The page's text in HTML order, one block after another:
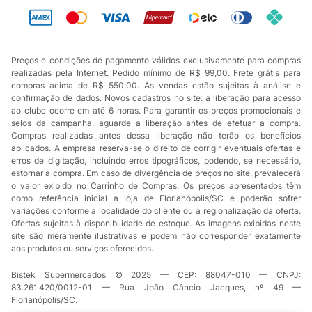
Preços e condições de pagamento válidos exclusivamente para compras
realizadas pela Internet. Pedido mínimo de R$ 99,00. Frete grátis para
compras acima de R$ 550,00. As vendas estão sujeitas à análise e
confirmação de dados. Novos cadastros no site: a liberação para acesso
ao clube ocorre em até 6 horas. Para garantir os preços promocionais e
selos da campanha, aguarde a liberação antes de efetuar a compra.
Compras realizadas antes dessa liberação não terão os benefícios
aplicados. A empresa reserva-se o direito de corrigir eventuais ofertas e
erros de digitação, incluindo erros tipográficos, podendo, se necessário,
estornar a compra. Em caso de divergência de preços no site, prevalecerá
o valor exibido no Carrinho de Compras. Os preços apresentados têm
como referência inicial a loja de Florianópolis/SC e poderão sofrer
variações conforme a localidade do cliente ou a regionalização da oferta.
Ofertas sujeitas à disponibilidade de estoque. As imagens exibidas neste
site são meramente ilustrativas e podem não corresponder exatamente
aos produtos ou serviços oferecidos.
Bistek Supermercados © 2025 — CEP: 88047-010 — CNPJ:
83.261.420/0012-01 — Rua João Câncio Jacques, nº 49 —
Florianópolis/SC.